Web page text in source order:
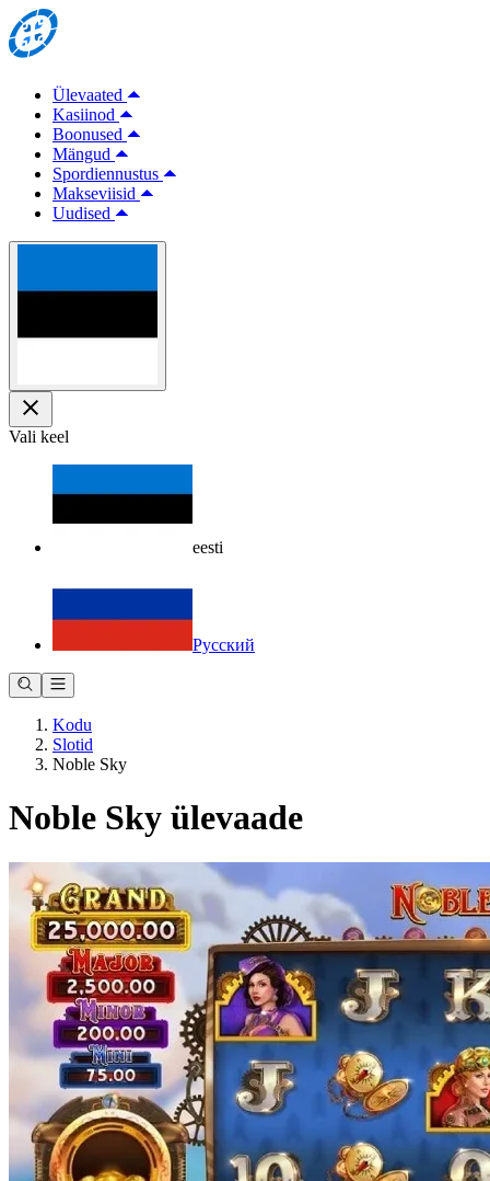
Ülevaated
Kasiinod
Boonused
Mängud
Spordiennustus
Makseviisid
Uudised
Vali keel
eesti
Русский
Kodu
Slotid
Noble Sky
Noble Sky ülevaade